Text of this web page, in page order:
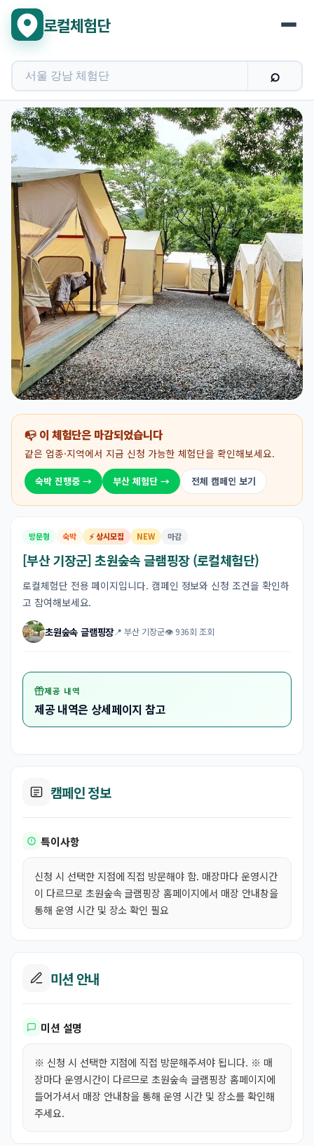
로컬체험단
📭 이 체험단은 마감되었습니다
같은 업종·지역에서 지금 신청 가능한 체험단을 확인해보세요.
숙박 진행중 → 부산 체험단 → 전체 캠페인 보기
방문형 숙박 ⚡ 상시모집 NEW 마감
[부산 기장군] 초원숲속 글램핑장 (로컬체험단)
로컬체험단 전용 페이지입니다. 캠페인 정보와 신청 조건을 확인하
고 참여해보세요.
초원숲속 글램핑장📍 부산 기장군👁 936회 조회
제공 내역
제공 내역은 상세페이지 참고
캠페인 정보
특이사항
신청 시 선택한 지점에 직접 방문해야 함. 매장마다 운영시간
이 다르므로 초원숲속 글램핑장 홈페이지에서 매장 안내창을
통해 운영 시간 및 장소 확인 필요
미션 안내
미션 설명
※ 신청 시 선택한 지점에 직접 방문해주셔야 됩니다. ※ 매
장마다 운영시간이 다르므로 초원숲속 글램핑장 홈페이지에
들어가셔서 매장 안내창을 통해 운영 시간 및 장소를 확인해
주세요.